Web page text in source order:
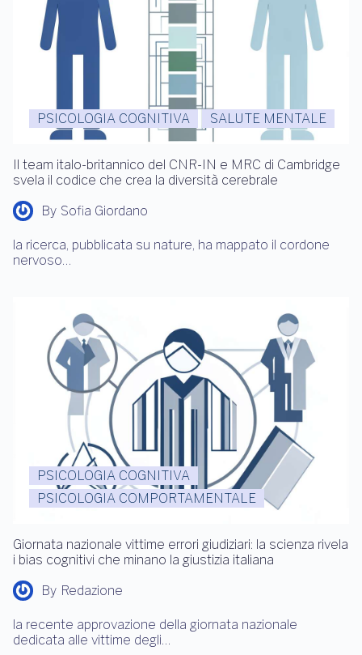
PSICOLOGIA COGNITIVA SALUTE MENTALE
Il team italo-britannico del CNR-IN e MRC di Cambridge
svela il codice che crea la diversità cerebrale
By Sofia Giordano
la ricerca, pubblicata su nature, ha mappato il cordone
nervoso…
PSICOLOGIA COGNITIVA
PSICOLOGIA COMPORTAMENTALE
Giornata nazionale vittime errori giudiziari: la scienza rivela
i bias cognitivi che minano la giustizia italiana
By Redazione
la recente approvazione della giornata nazionale
dedicata alle vittime degli…